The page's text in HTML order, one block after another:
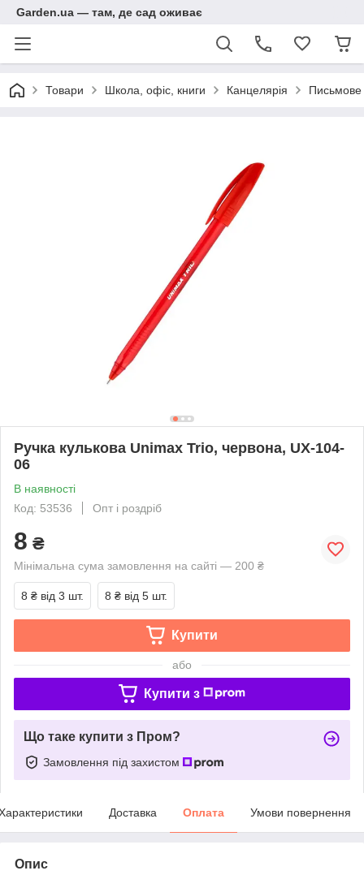
Garden.ua — там, де сад оживає
Товари Школа, офіс, книги Канцелярія
Ручка кулькова Unimax Trio, червона, UX-104-
06
В наявності
Код: 53536
Опт і роздріб
8 ₴
Мінімальна сума замовлення на сайті — 200 ₴
8 ₴ від 3 шт. 8 ₴ від 5 шт.
Купити
або
Купити з
Що таке купити з Пром?
Замовлення під захистом
Доставка Оплата Умови повернення
Опис